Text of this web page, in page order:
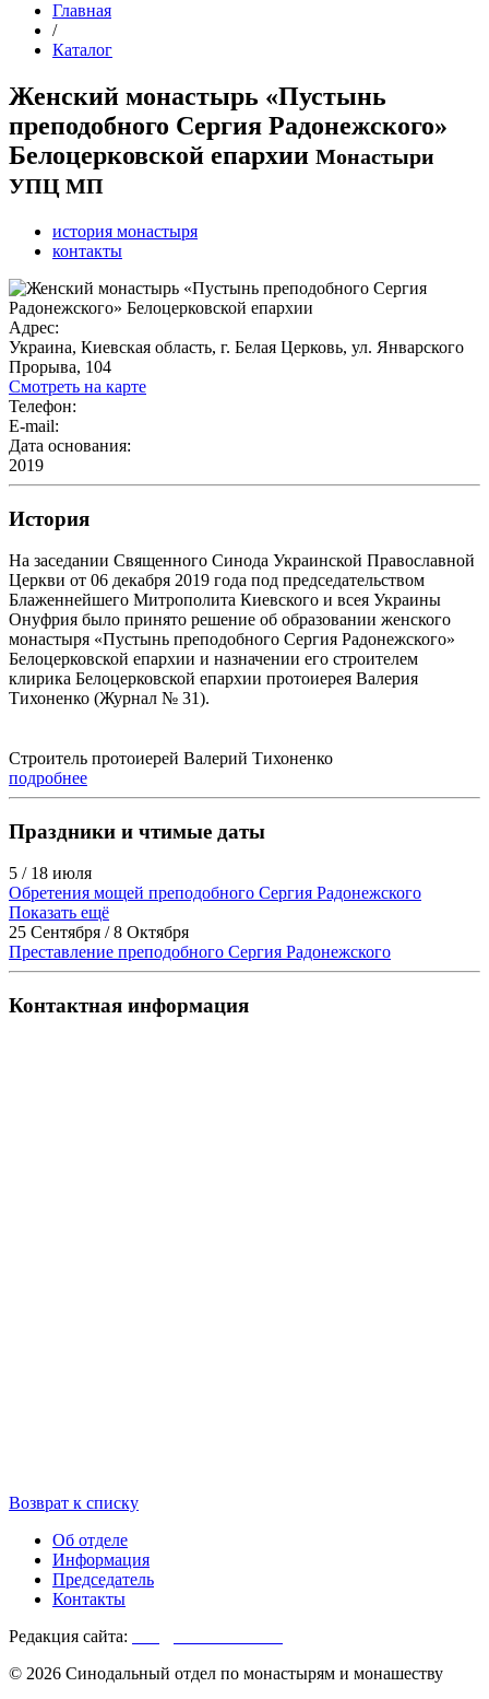
Главная
/
Каталог
Женский монастырь «Пустынь
преподобного Сергия Радонежского»
Белоцерковской епархии Монастыри
УПЦ МП
история монастыря
контакты
Адрес:
Украина, Киевская область, г. Белая Церковь, ул. Январского
Прорыва, 104
Смотреть на карте
Телефон:
E-mail:
Дата основания:
2019
История
На заседании Священного Синода Украинской Православной
Церкви от 06 декабря 2019 года под председательством
Блаженнейшего Митрополита Киевского и всея Украины
Онуфрия было принято решение об образовании женского
монастыря «Пустынь преподобного Сергия Радонежского»
Белоцерковской епархии и назначении его строителем
клирика Белоцерковской епархии протоиерея Валерия
Тихоненко (Журнал № 31).
Строитель протоиерей Валерий Тихоненко
подробнее
Праздники и чтимые даты
5 / 18 июля
Обретения мощей преподобного Сергия Радонежского
Показать ещё
25 Сентября / 8 Октября
Преставление преподобного Сергия Радонежского
Контактная информация
Возврат к списку
Об отделе
Информация
Председатель
Контакты
Редакция сайта:
© 2026 Синодальный отдел по монастырям и монашеству